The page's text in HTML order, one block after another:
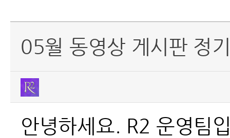
05월 동영상 게시판 정
안녕하세요. R2 운영팀